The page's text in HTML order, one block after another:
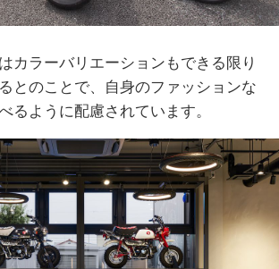
カラーバリエーションもできる限り
とのことで、自身のファッションな
るように配慮されています。